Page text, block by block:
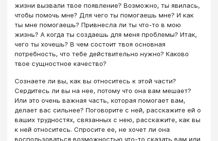
жизни вызвали твое появление? Возможно, ты явилась,
чтобы помочь мне? Для чего ты помогаешь мне? И как
ты мне помогаешь? Привнесла ли ты что-то в мою
жизнь? А когда ты создаешь для меня проблемы? Итак,
чего ты хочешь? В чем состоит твоя основная
потребность, что тебе действительно нужно? Каково
твое сущностное качество?
Сознаете ли вы, как вы относитесь к этой части?
Сердитесь ли вы на нее, потому что она вам мешает?
Или это очень важная часть, которая помогает вам,
делает вас сильнее? Поговорите с ней, расскажите ей о
ваших трудностях, связанных с нею, расскажите, как вы
к ней относитесь. Спросите ее, не хочет ли она
воспользоваться возможностью что-то сказать вам или